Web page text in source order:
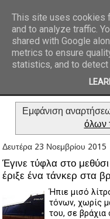
Εμφάνιση
όλων
Δευτέρα 23 Νοεμβρίου 2015
Έγινε τύφλα στο μεθύσι
έριξε ένα τάνκερ στα
Ήπιε μισό
τόνων, χωρίς
του, σε βράχια
This site uses cookies
and to analyze traffic.
shared with Google
metrics to ensure
statistics, and to